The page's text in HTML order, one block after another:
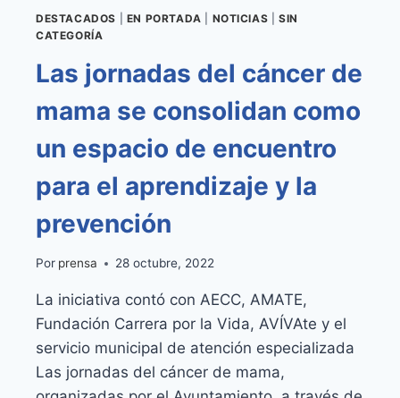
DESTACADOS EN PORTADA NOTICIAS |SIN
CATEGORÍA
Las jornadas del cáncer de
mama se consolidan como
un espacio de encuentro
para el aprendizaje y la
prevención
Por prensa 28 octubre, 2022
La iniciativa contó con AECC, AMATE,
Fundación Carrera por la Vida, AVÍVAte y el
servicio municipal de atención especializada
Las jornadas del cáncer de mama,